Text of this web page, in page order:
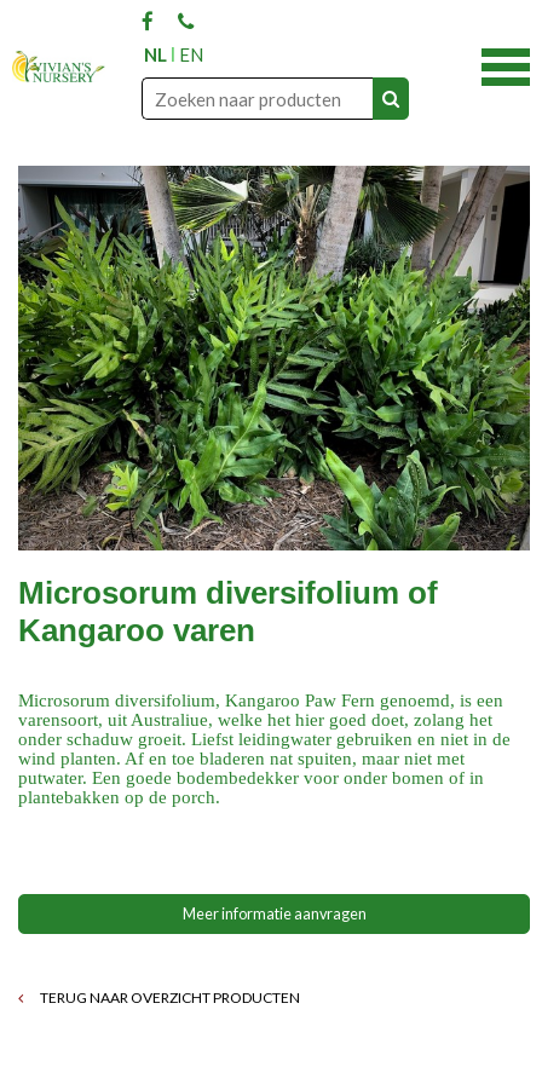
NL EN
Microsorum diversifolium of
Kangaroo varen
Microsorum diversifolium, Kangaroo Paw Fern genoemd, is een
varensoort, uit Australiue, welke het hier goed doet, zolang het
onder schaduw groeit. Liefst leidingwater gebruiken en niet in de
wind planten. Af en toe bladeren nat spuiten, maar niet met
putwater. Een goede bodembedekker voor onder bomen of in
plantebakken op de porch.
Meer informatie aanvragen
TERUG NAAR OVERZICHT PRODUCTEN